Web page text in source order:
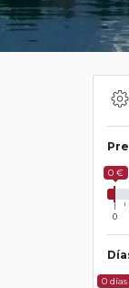
0 €
0
0 días